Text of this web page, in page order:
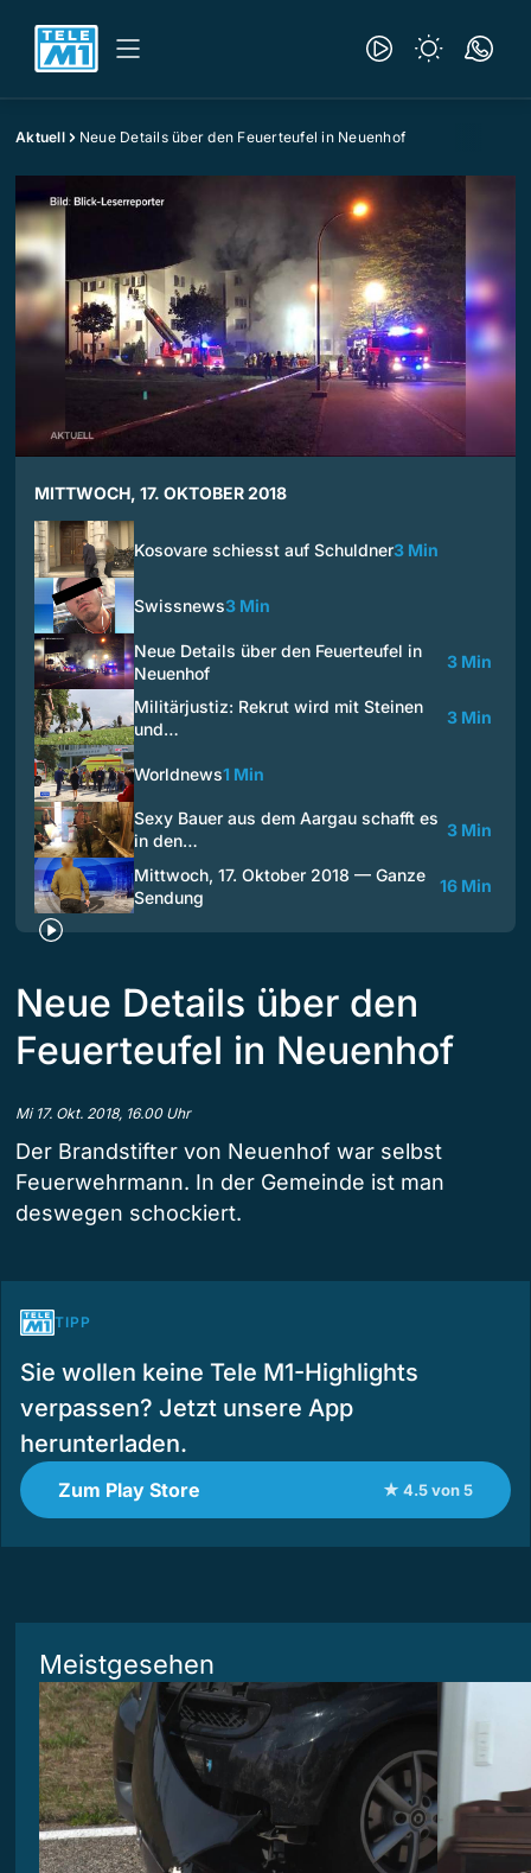
Aktuell Neue Details über den Feuerteufel in Neuenhof
MITTWOCH, 17. OKTOBER 2018
Kosovare schiesst auf Schuldner3 Min
Swissnews3 Min
Neue Details über den Feuerteufel in
Neuenhof
3 Min
Militärjustiz: Rekrut wird mit Steinen
und…
3 Min
Worldnews1 Min
Sexy Bauer aus dem Aargau schafft es
in den…
3 Min
Mittwoch, 17. Oktober 2018 — Ganze
Sendung
16 Min
Neue Details über den
Feuerteufel in Neuenhof
Mi 17. Okt. 2018, 16.00 Uhr
Der Brandstifter von Neuenhof war selbst
Feuerwehrmann. In der Gemeinde ist man
deswegen schockiert.
TIPP
Sie wollen keine Tele M1-Highlights
verpassen? Jetzt unsere App
herunterladen.
Zum Play Store ★ 4.5 von 5
Meistgesehen